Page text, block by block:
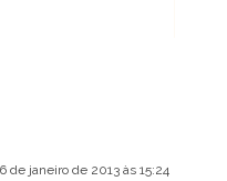
de janeiro de 2013 às 15:24